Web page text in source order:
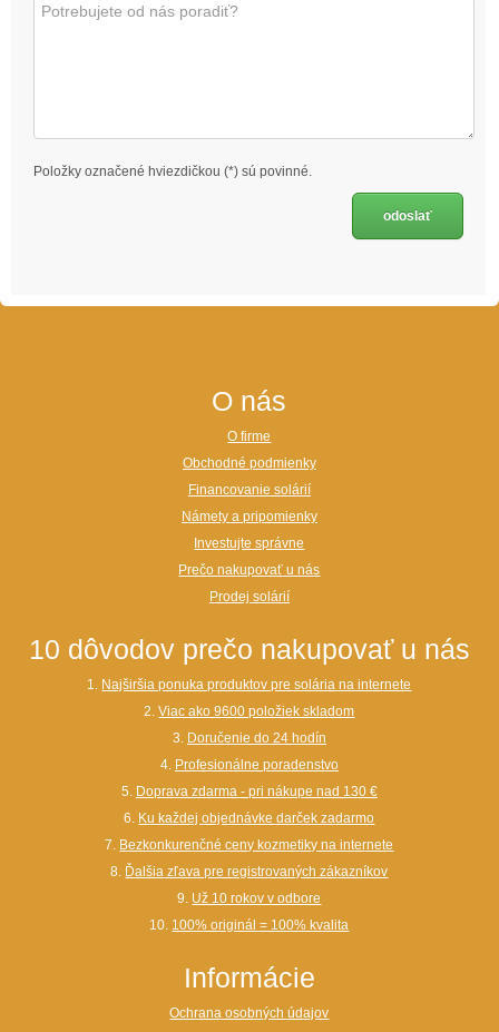
Položky označené hviezdičkou (*) sú povinné.
O nás
O firme
Obchodné podmienky
Financovanie solárií
Námety a pripomienky
Investujte správne
Prečo nakupovať u nás
Prodej solárií
10 dôvodov prečo nakupovať u nás
1. Najširšia ponuka produktov pre solária na internete
2.Viac ako 9600 položiek skladom
3. Doručenie do 24 hodín
4. Profesionálne poradenstvo
5. Doprava zdarma - pri nákupe nad 130 €
6. Ku každej objednávke darček zadarmo
7. Bezkonkurenčné ceny kozmetiky na internete
8. Ďalšia zľava pre registrovaných zákazníkov
9. Už 10 rokov v odbore
10. 100% originál = 100% kvalita
Informácie
Ochrana osobných údajov